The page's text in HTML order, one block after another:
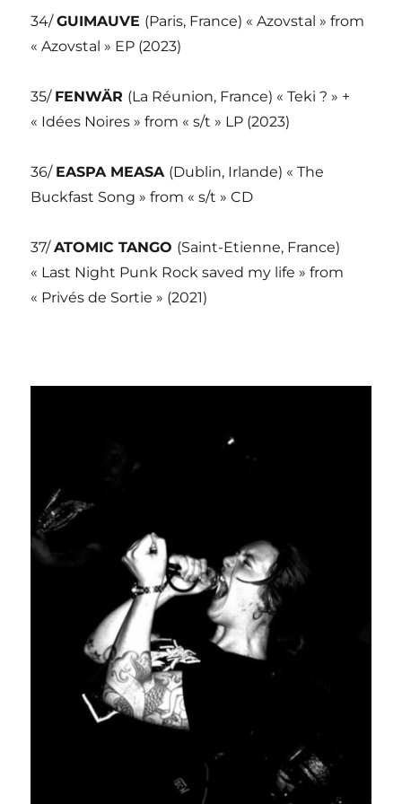
34/GUIMAUVE (Paris, France) « Azovstal » from
« Azovstal » EP (2023)
35/ FENWÄR (La Réunion, France) « Teki ? » +
« Idées Noires » from « s/t » LP (2023)
36/ EASPA MEASA (Dublin, Irlande) « The
Buckfast Song » from « s/t » CD
37/ATOMIC TANGO (Saint-Etienne, France)
« Last Night Punk Rock saved my life » from
« Privés de Sortie » (2021)